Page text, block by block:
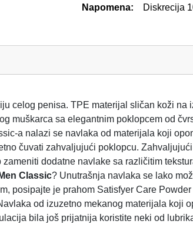
Napomena: Diskrecija
celog penisa. TPE materijal sličan koži
muškarca sa elegantnim poklopcem od
a nalazi se navlaka od materijala koji
čuvati zahvaljujući poklopcu.
dodatne navlake sa različitim
Classic? Unutrašnja navlaka se lako
posipajte je prahom Satisfyer Care
od izuzetno mekanog materijala koji
bila još prijatnija koristite neki od